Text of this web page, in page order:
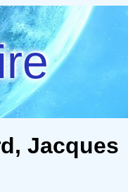
Jacques